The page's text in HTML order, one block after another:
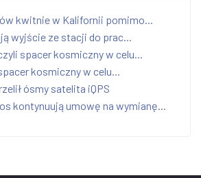
kwitnie w Kalifornii pomimo...
wyjście ze stacji do prac...
spacer kosmiczny w celu...
kosmiczny w celu...
ósmy satelita iQPS
kontynuują umowę na wymianę...